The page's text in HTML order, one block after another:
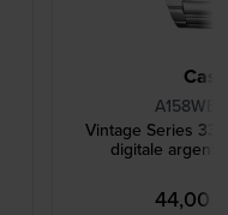
Vintage Series
digitale
44,00